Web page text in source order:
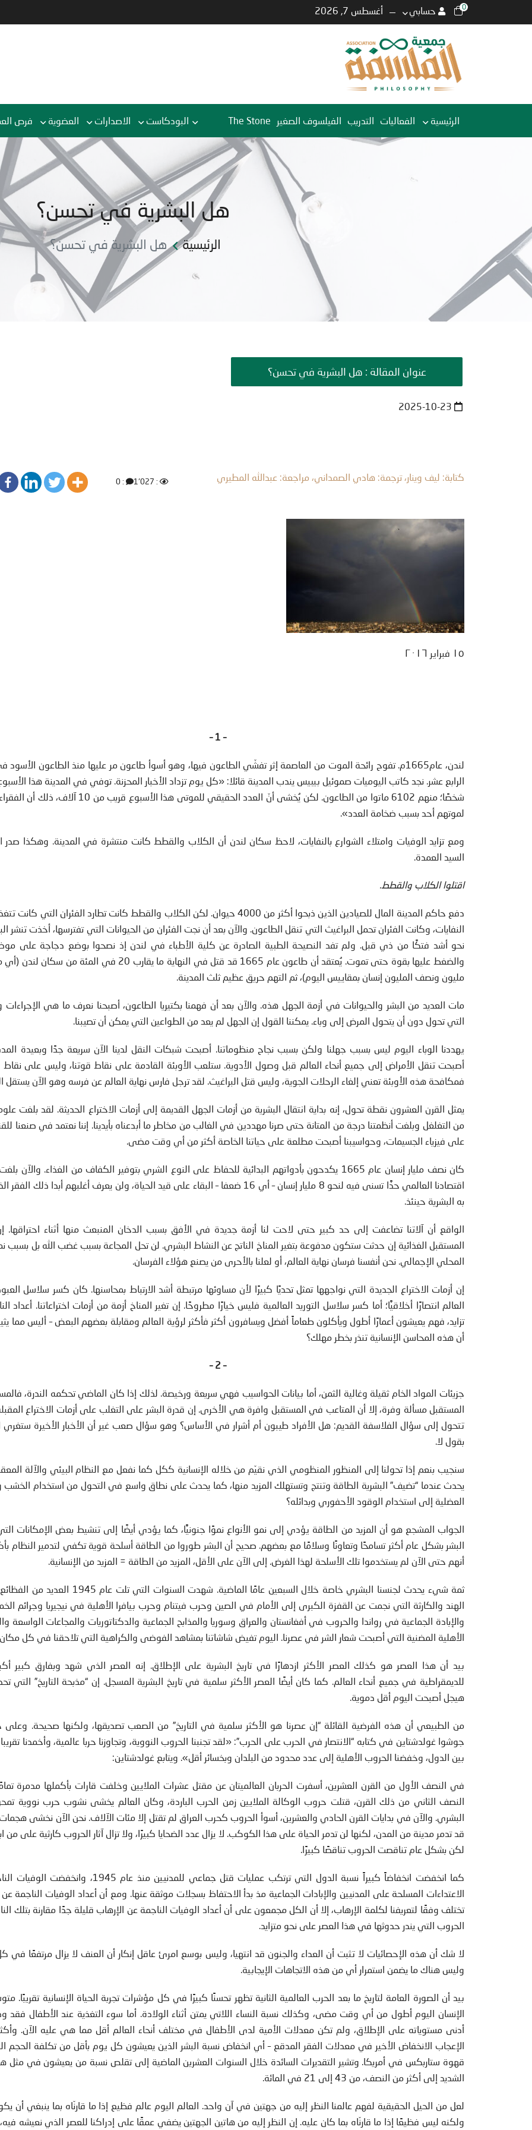
0 حسابي أغسطس 7, 2026
الرئيسية الفعاليات التدريب الفيلسوف الصغير The Stone البودكاست الاصدارات العضوية فرص
هل البشرية في تحسن؟
الرئيسية هل البشرية في تحسن؟
عنوان المقالة : هل البشرية في تحسن؟
كتابة: ليف وينار، ترجمة: هادي الصمداني، مراجعة: عبدالله المطيري : 1٬027 : 0
١٥ فبراير ٢٠١٦
– 1 –
لندن، عام1665م. تفوح رائحة الموت من العاصمة إثر تفشّي الطاعون فيها، وهو أسوأ طاعون مر عليها منذ الطاعون الأسود
شخصًا؛ منهم 6102 ماتوا من الطاعون. لكن يُخشى أنّ العدد الحقيقي للموتى هذا الأسبوع قريب
لموتهم أحد بسبب ضخامة العدد».
ومع تزايد الوفيات وامتلاء الشوارع بالنفايات، لاحظ سكان لندن أن الكلاب والقطط كانت منتشرة في المدينة. وهكذا صدر
السيد العمدة.
اقتلوا الكلاب والقطط.
دفع حاكم المدينة المال للصيادين الذين ذبحوا أكثر من 4000 حيوان. لكن الكلاب والقطط كانت تطارد الفئران التي
النفايات، وكانت الفئران تحمل البراغيث التي تنقل الطاعون. والآن بعد أن نجت الفئران من الحيوانات التي تفترسها، أخذت تنشر
نحو أشد فتكًا من ذي قبل. ولم تفد النصيحة الطبية الصادرة عن كلية الأطباء في لندن إذ نصحوا بوضع دجاجة على
والضغط عليها بقوة حتى تموت. يُعتقد أن طاعون عام 1665 قد قتل في النهاية ما يقارب 20 في المئة
مليون ونصف المليون إنسان بمقاييس اليوم)، ثم التهم حريق عظيم ثلث المدينة.
مات العديد من البشر والحيوانات في أزمة الجهل هذه. والآن بعد أن فهمنا بكتيريا الطاعون، أصبحنا نعرف ما هي الإجراءات
التي تحول دون أن يتحول المرض إلى وباء. يمكننا القول إن الجهل لم يعد من الطواعين التي يمكن أن تصيبنا.
يهددنا الوباء اليوم ليس بسبب جهلنا ولكن بسبب نجاح منظوماتنا. أصبحت شبكات النقل لدينا الآن سريعة جدًا وبعيدة
أصبحت تنقل الأمراض إلى جميع أنحاء العالم قبل وصول الأدوية. ستلعب الأوبئة القادمة على نقاط قوتنا، وليس على نقاط
فمكافحة هذه الأوبئة تعني إلغاء الرحلات الجوية، وليس قتل البراغيث. لقد ترجل فارس نهاية العالم عن فرسه وهو الآن يستقل
يمثل القرن العشرون نقطة تحول، إنه بداية انتقال البشرية من أزمات الجهل القديمة إلى أزمات الاختراع الحديثة. لقد بلغت
من التغلغل وبلغت أنظمتنا درجة من المتانة حتى صرنا مهددين في الغالب من مخاطر ما أبدعناه بأيدينا. إننا نعتمد في صنعنا
على فيزياء الجسيمات، وحواسيبنا أصبحت مطلعة على حياتنا الخاصة أكثر من أي وقت مضى.
كان نصف مليار إنسان عام 1665 يكدحون بأدواتهم البدائية للحفاظ على النوع الشري بتوفير الكفاف من الغذاء. والآن
اقتصادنا العالمي حدًّا تسنى فيه لنحو 8 مليار إنسان – أي 16 ضعفا – البقاء على قيد الحياة، ولن يعرف أغلبهم أبدا ذلك
به البشرية حينئذ.
الواقع أن آلاتنا تضاعفت إلى حد كبير حتى لاحت لنا أزمة جديدة في الأفق بسبب الدخان المنبعث منها أثناء احتراقها.
المستقبل الغذائية إن حدثت ستكون مدفوعة بتغير المناخ الناتج عن النشاط البشري. لن تحل المجاعة بسبب غضب الله بل بسبب
المحلي الإجمالي. نحن أنفسنا فرسان نهاية العالم، أو لعلنا بالأحرى من يصنع هؤلاء الفرسان.
إن أزمات الاختراع الجديدة التي نواجهها تمثل تحديًا كبيرًا لأن مساوئها مرتبطة أشد الارتباط بمحاسنها. كان كسر سلاسل
العالم انتصارًا أخلاقيًّا؛ أما كسر سلاسل التوريد العالمية فليس خيارًا مطروحًا. إن تغير المناخ أزمة من أزمات اختراعاتنا. أعداد
تزايد، فهم يعيشون أعمارًا أطول ويأكلون طعاماً أفضل ويسافرون أكثر فأكثر لرؤية العالم ومقابلة بعضهم البعض – أليس مما
أن هذه المحاسن الإنسانية تنذر بخطر مهلك؟
– 2 –
جزيئات المواد الخام ثقيلة وغالية الثمن، أما بيانات الحواسيب فهي سريعة ورخيصة. لذلك إذا كان الماضي تحكمه الندرة،
المستقبل مسألة وفرة، إلا أن المتاعب في المستقبل وافرة هي الأخرى. إن قدرة البشر على التغلب على أزمات الاختراع
تتحول إلى سؤال الفلاسفة القديم: هل الأفراد طيبون أم أشرار في الأساس؟ وهو سؤال صعب غير أن الأخبار الأخيرة ستغري
بقول لا.
سنجيب بنعم إذا تحولنا إلى المنظور المنظومي الذي نقيّم من خلاله الإنسانية ككل كما نفعل مع النظام البيئي والآلة
يحدث عندما “تضيف” البشرية الطاقة وتنتج وتستهلك المزيد منها، كما يحدث على نطاق واسع في التحول من استخدام الخشب
العضلية إلى استخدام الوقود الأحفوري وبدائله؟
الجواب المشجع هو أن المزيد من الطاقة يؤدي إلى نمو الأنواع نموًا جنونيًّا، كما يؤدي أيضًا إلى تنشيط بعض الإمكانات
البشر بشكل عام أكثر تسامحًا وتعاونًا وسلامًا مع بعضهم. صحيح أن البشر طوروا من الطاقة أسلحة قوية تكفي لتدمير النظام
أنهم حتى الآن لم يستخدموا تلك الأسلحة لهذا الغرض. إلى الآن على الأقل، المزيد من الطاقة = المزيد من الإنسانية.
ثمة شيء يحدث لجنسنا البشري خاصة خلال السبعين عامًا الماضية. شهدت السنوات التي
الهند والكارثة التي نجمت عن القفزة الكبرى إلى الأمام في الصين وحرب فيتنام وحرب بيافرا الأهلية في نيجيريا وجرائم
والإبادة الجماعية في رواندا والحروب في أفغانستان والعراق وسوريا والمذابح الجماعية والدكتاتوريات والمجاعات الواسعة
الأهلية المضنية التي أصبحت شعار الشر في عصرنا. اليوم تفيض شاشاتنا بمشاهد الفوضى والكراهية التي تلاحقنا في كل
بيد أن هذا العصر هو كذلك العصر الأكثر ازدهارًا في تاريخ البشرية على الإطلاق. إنه العصر الذي شهد وبفارق كبير
للديمقراطية في جميع أنحاء العالم. كما كان أيضًا العصر الأكثر سلمية في تاريخ البشرية المسجل. إن “مذبحة التاريخ” التي
هيجل أصبحت اليوم أقل دموية.
من الطبيعي أن هذه الفرضية القائلة “إن عصرنا هو الأكثر سلمية في التاريخ” من الصعب تصديقها، ولكنها صحيحة. وعلى
جوشوا غولدشتاين في كتابه “الانتصار في الحرب على الحرب”: «لقد تجنبنا الحروب النووية، وتجاوزنا حربا عالمية، وأخمدنا
بين الدول، وخفضنا الحروب الأهلية إلى عدد محدود من البلدان وبخسائر أقل». ويتابع غولدشتاين:
في النصف الأول من القرن العشرين، أسفرت الحربان العالميتان عن مقتل عشرات الملايين وخلفت قارات بأكملها مدمرة
النصف الثاني من ذلك القرن، قتلت حروب الوكالة الملايين زمن الحرب الباردة، وكان العالم يخشى نشوب حرب نووية
البشري. والآن في بدايات القرن الحادي والعشرين، أسوأ الحروب كحرب العراق لم تقتل إلا مئات الآلاف. نحن الآن نخشى هجمات
قد تدمر مدينة من المدن، لكنها لن تدمر الحياة على هذا الكوكب. لا يزال عدد الضحايا كبيرًا، ولا تزال آثار الحروب كارثية على من
لكن بشكل عام تناقصت الحروب تناقصًا كبيرًا.
كما انخفضت انخفاضاً كبيراً نسبة الدول التي ترتكب عمليات قتل جماعي للمدنيين منذ عام
الاعتداءات المسلحة على المدنيين والإبادات الجماعية مذ بدأ الاحتفاظ بسجلات موثقة عنها. ومع أن أعداد الوفيات الناجمة عن
تختلف وفقًا لتعريفنا لكلمة الإرهاب، إلا أن الكل مجمعون على أن أعداد الوفيات الناجمة عن الإرهاب قليلة جدًا مقارنة بتلك
الحروب التي يندر حدوثها في هذا العصر على نحو متزايد.
لا شك أن هذه الإحصائيات لا تثبت أن العداء والجنون قد انتهيا، وليس بوسع امرئ عاقل إنكار أن العنف لا يزال مرتفعًا في
وليس هناك ما يضمن استمرار أي من هذه الاتجاهات الإيجابية.
بيد أن الصورة العامة لتاريخ ما بعد الحرب العالمية الثانية تظهر تحسنًا كبيرًا في كل مؤشرات تجربة الحياة الإنسانية تقريبًا.
الإنسان اليوم أطول من أي وقت مضى، وكذلك نسبة النساء اللاتي يمتن أثناء الولادة. أما سوء التغذية عند الأطفال فقد
أدنى مستوياته على الإطلاق، ولم تكن معدلات الأمية لدى الأطفال في مختلف أنحاء العالم أقل مما هي عليه الآن. وأكثر
الإعجاب الانخفاض الأخير في معدلات الفقر المدقع – أي انخفاض نسبة البشر الذين يعيشون كل يوم بأقل من تكلفة الحجم
قهوة ستاربكس في أمريكا. وتشير التقديرات السائدة خلال السنوات العشرين الماضية إلى تقلص نسبة من يعيشون في مثل
الشديد إلى أكثر من النصف، من 43 إلى 21 في المائة.
لعل من الحيل الحقيقية لفهم عالمنا النظر إليه من جهتين في آن واحد. العالم اليوم عالم فظيع إذا ما قارنّاه بما ينبغي أن
ولكنه ليس فظيعًا إذا ما قارنّاه بما كان عليه. إن النظر إليه من هاتين الجهتين يضفي عمقًا على إدراكنا للعصر الذي نعيشه فيه،